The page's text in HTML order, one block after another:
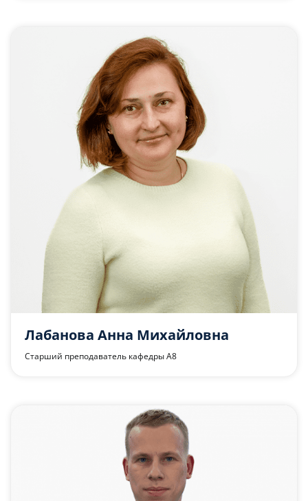
Лабанова Анна Михайловна
Старший преподаватель кафедры А8